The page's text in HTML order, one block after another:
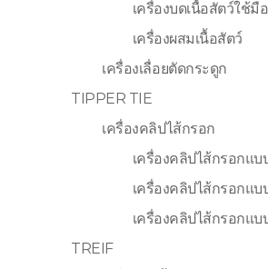
เครื่องบดเนื้อสัตว์ใช้มือ
เครื่องผสมเนื้อสัตว์
เครื่องเลื่อยตัดกระดูก
TIPPER TIE
เครื่องคลิปไส้กรอก
เครื่องคลิปไส้กรอกแ
เครื่องคลิปไส้กรอกแ
เครื่องคลิปไส้กรอกแบ
TREIF